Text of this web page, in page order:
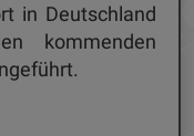
in Deutschland
kommenden